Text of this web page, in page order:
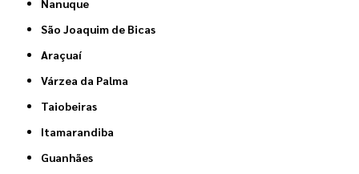
São Joaquim de Bicas
Araçuaí
Várzea da Palma
Taiobeiras
Itamarandiba
Guanhães